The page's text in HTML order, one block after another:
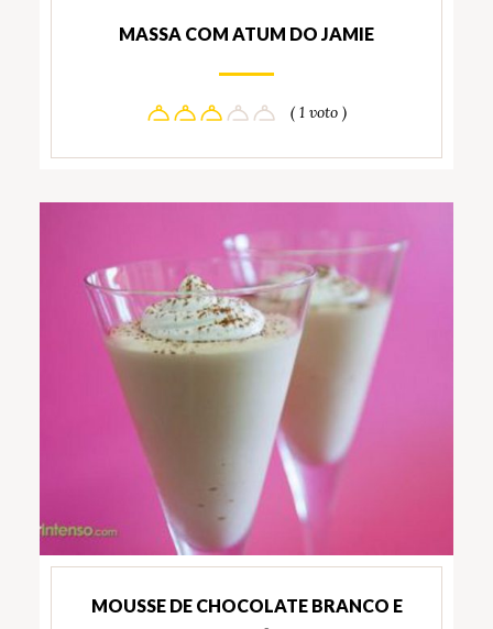
MASSA COM ATUM DO JAMIE
( 1 voto )
MOUSSE DE CHOCOLATE BRANCO E